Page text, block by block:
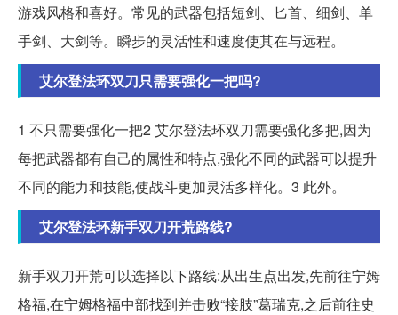
游戏风格和喜好。常见的武器包括短剑、匕首、细剑、单
手剑、大剑等。瞬步的灵活性和速度使其在与远程。
艾尔登法环双刀只需要强化一把吗?
1 不只需要强化一把2 艾尔登法环双刀需要强化多把,因为
每把武器都有自己的属性和特点,强化不同的武器可以提升
不同的能力和技能,使战斗更加灵活多样化。3 此外。
艾尔登法环新手双刀开荒路线?
新手双刀开荒可以选择以下路线:从出生点出发,先前往宁姆
格福,在宁姆格福中部找到并击败“接肢”葛瑞克,之后前往史